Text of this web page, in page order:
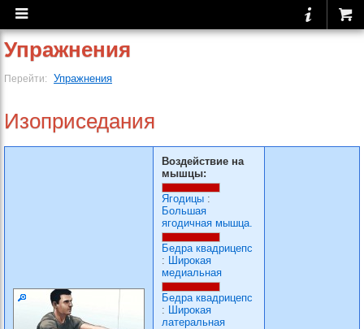
Упражнения
Перейти: Упражнения
Изоприседания
Воздействие на
мышцы:
Ягодицы :
Большая
ягодичная мышца.
Бедра квадрицепс
: Широкая
медиальная
Бедра квадрицепс
: Широкая
латеральная